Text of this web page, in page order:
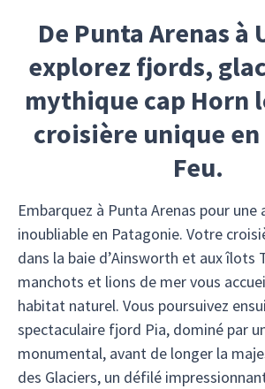
De Punta Arenas à
explorez fjords,
mythique cap Horn
croisière unique en
Feu.
Embarquez à Punta Arenas pour une
inoubliable en Patagonie. Votre
dans la baie d’Ainsworth et aux îlots
manchots et lions de mer vous
habitat naturel. Vous poursuivez
spectaculaire fjord Pia, dominé par
monumental, avant de longer la
des Glaciers, un défilé